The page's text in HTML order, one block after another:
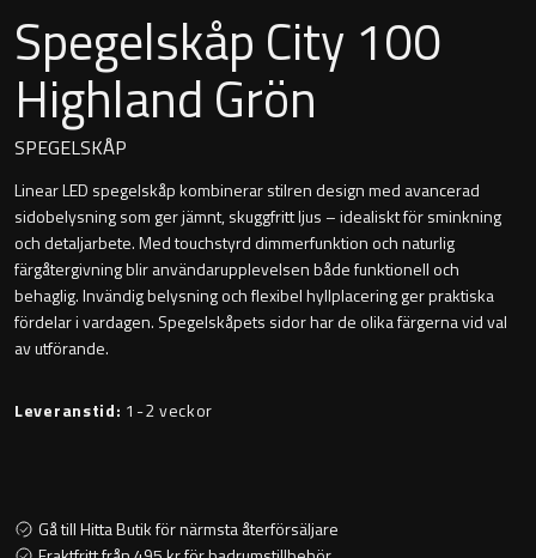
Underlimmat handfat
Handfat med piedestal
Blandare
Tvättställsblandare
Bottenventiler
Toalettstolar
Vägghängd toalettstol
Stockholm
Spegelskåp City 100
Highland Grön
SPEGELSKÅP
Linear LED spegelskåp kombinerar stilren design med avancerad
sidobelysning som ger jämnt, skuggfritt ljus – idealiskt för sminkning
och detaljarbete. Med touchstyrd dimmerfunktion och naturlig
färgåtergivning blir användarupplevelsen både funktionell och
behaglig. Invändig belysning och flexibel hyllplacering ger praktiska
fördelar i vardagen. Spegelskåpets sidor har de olika färgerna vid val
av utförande.
Leveranstid: 1-2 veckor
Gå till Hitta Butik för närmsta återförsäljare